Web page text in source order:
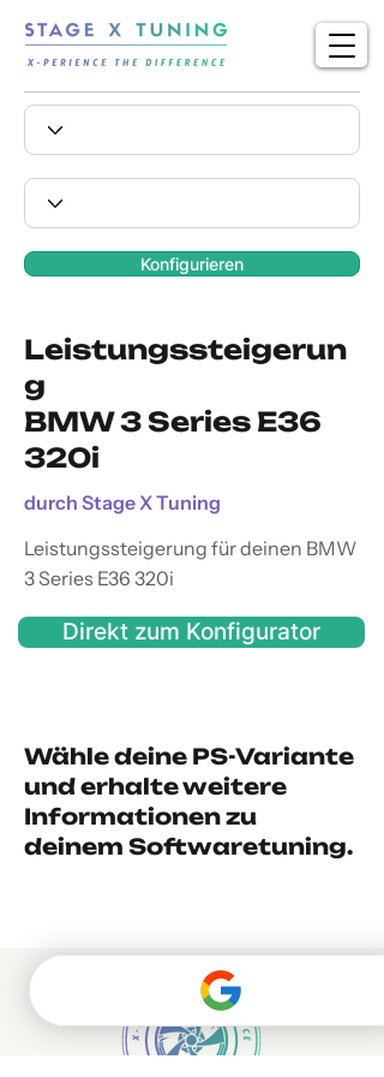
Konfigurieren
Leistungssteigerun
g
BMW 3 Series E36
320i
durch Stage X Tuning
Leistungssteigerung für deinen BMW
3 Series E36 320i
Direkt zum Konfigurator
Wähle deine PS-Variante
und erhalte weitere
Informationen zu
deinem Softwaretuning.